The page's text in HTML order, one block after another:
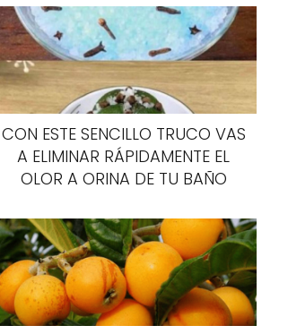
CON ESTE SENCILLO TRUCO VAS
A ELIMINAR RÁPIDAMENTE EL
OLOR A ORINA DE TU BAÑO